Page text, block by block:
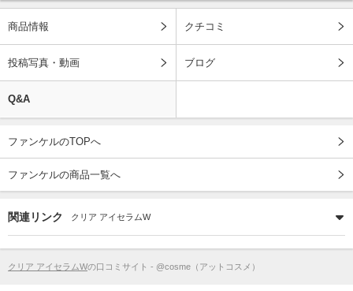
商品情報 クチコミ
投稿写真・動画 ブログ
Q&A
ファンケルのTOPへ
ファンケルの商品一覧へ
関連リンク クリア アイセラムW
クリア アイセラムWの口コミサイト - @cosme（アットコスメ）